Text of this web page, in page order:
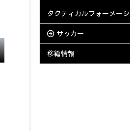
タクティカルフォーメー
サッカー
移籍情報